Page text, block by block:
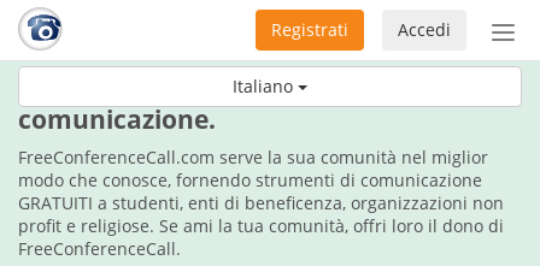
Italiano
Accedi
Registrati
Per le vacanze, fai il dono della
comunicazione.
FreeConferenceCall.com serve la sua comunità nel miglior
modo che conosce, fornendo strumenti di comunicazione
GRATUITI a studenti, enti di beneficenza, organizzazioni non
profit e religiose. Se ami la tua comunità, offri loro il dono di
FreeConferenceCall.